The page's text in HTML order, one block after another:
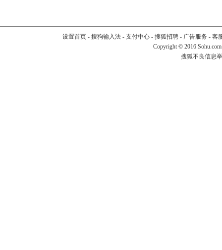
设置首页- 搜狗输入法- 支付中心- 搜狐招聘- 广告服务 - 客
Copyright © 2016
搜狐不良信息